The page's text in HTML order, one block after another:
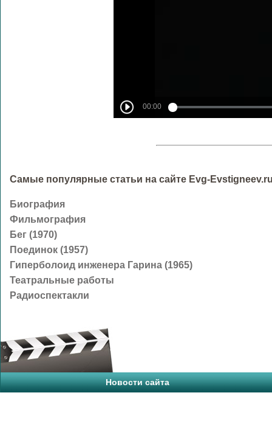
Самые популярные статьи на сайте Evg-
Биография
Фильмография
Бег (1970)
Поединок (1957)
Гиперболоид инженера Гарина (1965)
Театральные работы
Радиоспектакли
Новости сайта